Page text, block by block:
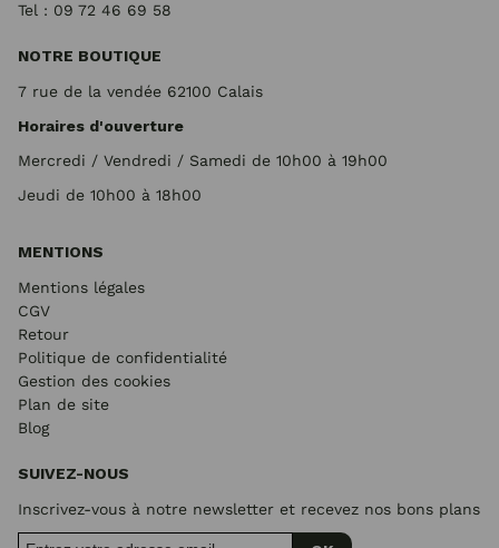
Tel : 09 72 46 69 58
NOTRE BOUTIQUE
7 rue de la vendée 62100 Calais
Horaires d'ouverture
Mercredi / Vendredi / Samedi de 10h00 à 19h00
Jeudi de 10h00 à 18h00
MENTIONS
Mentions légales
CGV
Retour
Politique de confidentialité
Gestion des cookies
Plan de site
Blog
SUIVEZ-NOUS
Inscrivez-vous à notre newsletter et recevez nos bons plans